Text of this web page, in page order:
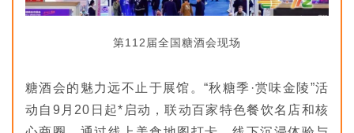
第112届全国糖酒会现场
糖酒会的魅力远不止于展馆。“秋糖季·赏味金陵”活
动自9月20日起*启动，联动百家特色餐饮名店和核